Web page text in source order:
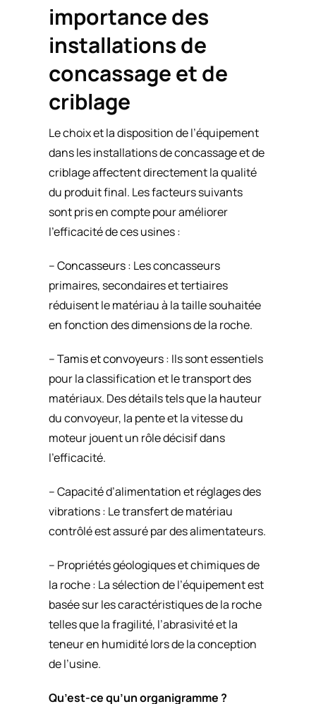
importance des
installations de
concassage et de
criblage
Le choix et la disposition de l’équipement
dans les installations de concassage et de
criblage affectent directement la qualité
du produit final. Les facteurs suivants
sont pris en compte pour améliorer
l’efficacité de ces usines :
–Concasseurs : Les concasseurs
primaires, secondaires et tertiaires
réduisent le matériau à la taille souhaitée
en fonction des dimensions de la roche.
–Tamis et convoyeurs: Ils sont essentiels
pour la classification et le transport des
matériaux. Des détails tels que la hauteur
du convoyeur, la pente et la vitesse du
moteur jouent un rôle décisif dans
l’efficacité.
– Capacité d’alimentation et réglages des
vibrations : Le transfert de matériau
contrôlé est assuré par des alimentateurs.
– Propriétés géologiques et chimiques de
la roche : La sélection de l’équipement est
basée sur les caractéristiques de la roche
telles que la fragilité, l’abrasivité et la
teneur en humidité lors de la conception
de l’usine.
Qu’est-ce qu’un organigramme ?